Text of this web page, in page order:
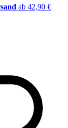
ab 42,90 €